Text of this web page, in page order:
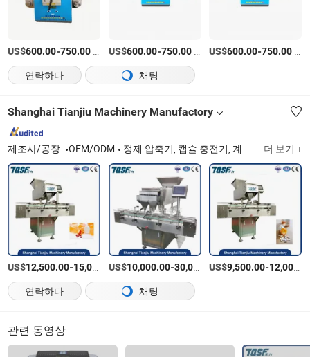
US$600.00-750.00 US$600.00-750.00/상품 US$600.00-750.00
연락하다
채팅
Shanghai Tianjiu Machinery Manufactory
제조사/공장 OEM/ODM 정제 압축기, 캡슐 충전기, 계수기 더 보기 +
US$12,500.00-15,000.00 /Set
US$10,000.00-30,000.00 /Set
US$9,500.00-12,000.00
연락하다 채팅
관련 동영상